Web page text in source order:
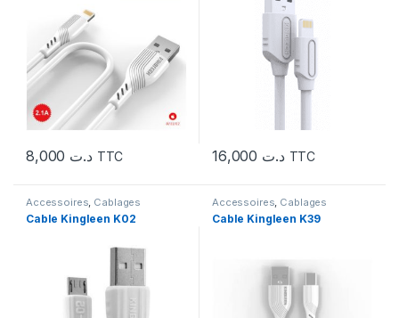
د.ت TTC د.ت TTC
Accessoires, Cablages
Cable Kingleen K02
Accessoires, Cablages
Cable Kingleen K39